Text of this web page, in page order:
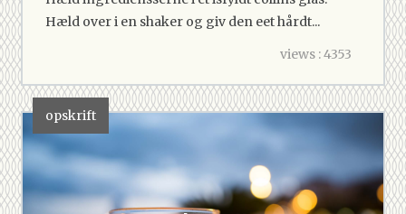
Hæld over i en shaker og giv den eet hårdt...
views : 4353
opskrift